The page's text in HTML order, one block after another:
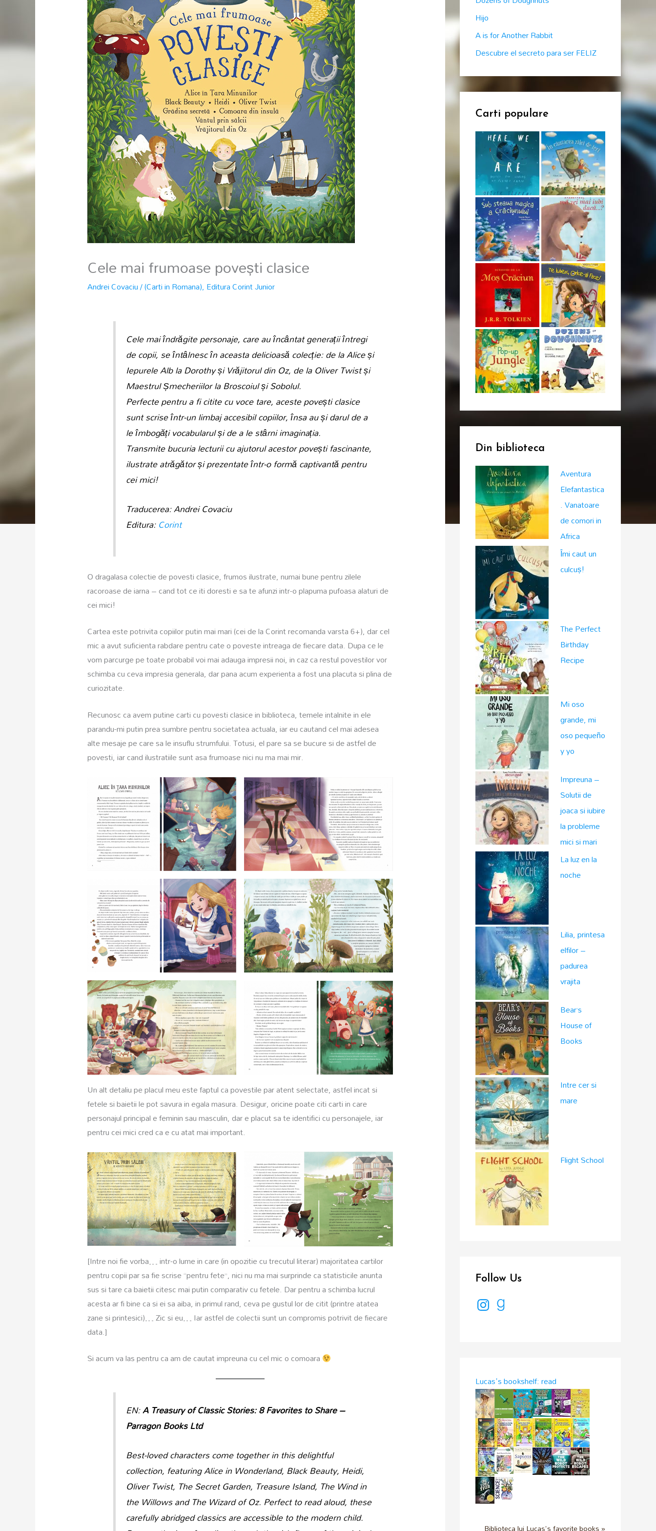
Cele mai frumoase povești clasice
Andrei Covaciu/(Carti in Romana), Editura Corint Junior
Cele mai îndrăgite personaje, care au încântat generații întregi
de copii, se întâlnesc în aceasta delicioasă colecție: de la Alice și
Iepurele Alb la Dorothy și Vrăjitorul din Oz, de la Oliver Twist și
Maestrul Șmecheriilor la Broscoiul și Sobolul.
Perfecte pentru a fi citite cu voce tare, aceste povești clasice
sunt scrise într-un limbaj accesibil copiilor, însa au și darul de a
le îmbogăți vocabularul și de a le stârni imaginația.
Transmite bucuria lecturii cu ajutorul acestor povești fascinante,
ilustrate atrăgător și prezentate într-o formă captivantă pentru
cei mici!
Traducerea: Andrei Covaciu
Editura:Corint
O dragalasa colectie de povesti clasice, frumos ilustrate, numai bune pentru zilele
racoroase de iarna – cand tot ce iti doresti e sa te afunzi intr-o plapuma pufoasa alaturi de
cei mici!
Cartea este potrivita copiilor putin mai mari (cei de la Corint recomanda varsta 6+), dar cel
mic a avut suficienta rabdare pentru cate o poveste intreaga de fiecare data. Dupa ce le
vom parcurge pe toate probabil voi mai adauga impresii noi, in caz ca restul povestilor vor
schimba cu ceva impresia generala, dar pana acum experienta a fost una placuta si plina de
curiozitate.
Recunosc ca avem putine carti cu povesti clasice in biblioteca, temele intalnite in ele
parandu-mi putin prea sumbre pentru societatea actuala, iar eu cautand cel mai adesea
alte mesaje pe care sa le insuflu strumfului. Totusi, el pare sa se bucure si de astfel de
povesti, iar cand ilustratiile sunt asa frumoase nici nu ma mai mir.
Un alt detaliu pe placul meu este faptul ca povestile par atent selectate, astfel incat si
fetele si baietii le pot savura in egala masura. Desigur, oricine poate citi carti in care
personajul principal e feminin sau masculin, dar e placut sa te identifici cu personajele, iar
pentru cei mici cred ca e cu atat mai important.
[Intre noi fie vorba… intr-o lume in care (in opozitie cu trecutul literar) majoritatea cartilor
pentru copii par sa fie scrise “pentru fete”, nici nu ma mai surprinde ca statisticile anunta
sus si tare ca baietii citesc mai putin comparativ cu fetele. Dar pentru a schimba lucrul
acesta ar fi bine ca si ei sa aiba, in primul rand, ceva pe gustul lor de citit (printre atatea
zane si printesici)… Zic si eu… Iar astfel de colectii sunt un compromis potrivit de fiecare
data.]
Si acum va las pentru ca am de cautat impreuna cu cel mic o comoara
EN:A Treasury of Classic Stories: 8 Favorites to Share –
Parragon Books Ltd
Best-loved characters come together in this delightful
collection, featuring Alice in Wonderland, Black Beauty, Heidi,
Oliver Twist, The Secret Garden, Treasure Island, The Wind in
the Willows and The Wizard of Oz. Perfect to read aloud, these
carefully abridged classics are accessible to the modern child.
r
:Hijo
A is for Another Rabbit
Descubre el secreto para ser FELIZ
Carti populare
Din biblioteca
Aventura
Elefantastica
. Vanatoare
de comori in
Africa
Îmi caut un
culcuș!
The Perfect
Birthday
Recipe
Mi oso
grande, mi
oso pequeño
y yo
Impreuna –
Solutii de
joaca si iubire
la probleme
mici si mari
La luz en la
noche
Lilia, printesa
elfilor –
padurea
vrajita
Bear’s
House of
Books
Intre cer si
mare
Flight School
Follow Us
n G
Lucas's bookshelf: read